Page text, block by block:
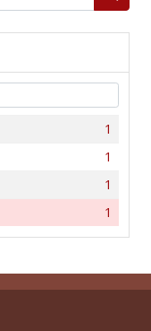
1
1
1
1